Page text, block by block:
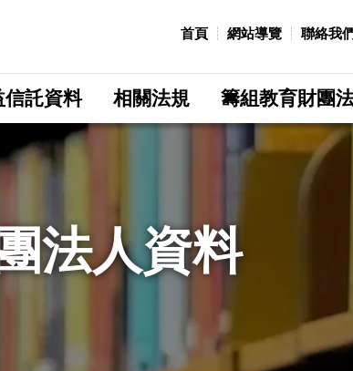
首頁 網站導覽 聯絡我們
信託資料 相關法規 籌組教育財團
法人資料